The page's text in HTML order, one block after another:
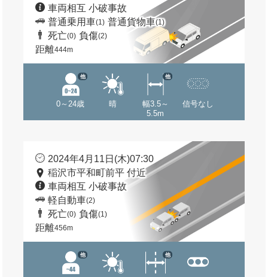
車両相互 小破事故
普通乗用車(1) 普通貨物車(1)
死亡(0) 負傷(2)
距離444m
0～24歳
他
晴
幅3.5～
5.5m
他
信号なし
2024年4月11日(木)07:30
稲沢市平和町前平 付近
車両相互 小破事故
軽自動車(2)
死亡(0) 負傷(1)
距離456m
他 他